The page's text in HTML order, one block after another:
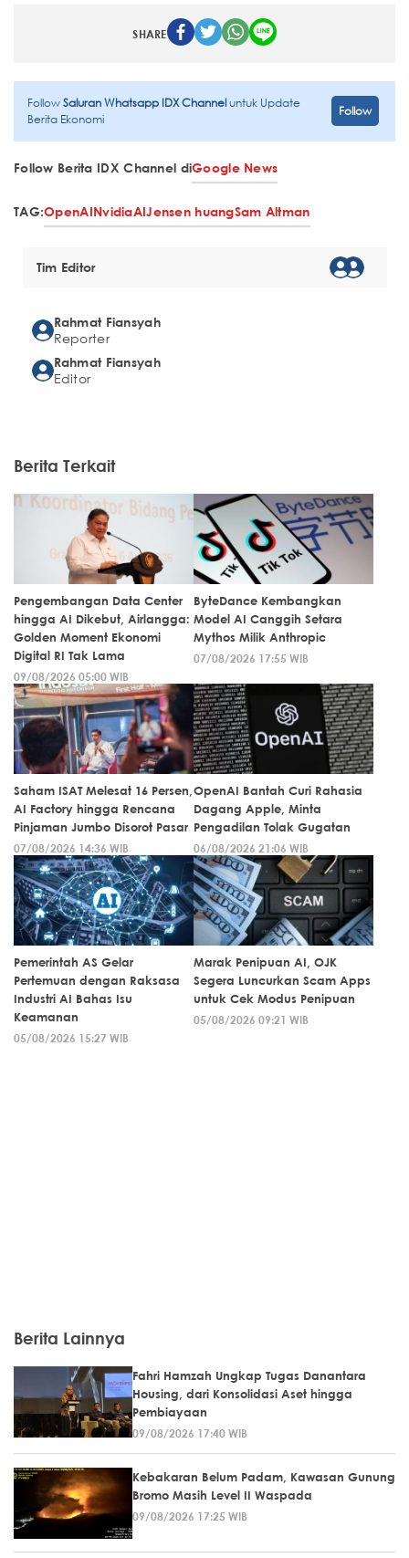
SHARE
FollowSaluran Whatsapp IDX Channeluntuk Update
Berita Ekonomi
Follow
Follow Berita IDX Channel diGoogle News
TAG:OpenAINvidiaAIJensen huangSam Altman
Tim Editor
Rahmat Fiansyah
Reporter
Rahmat Fiansyah
Editor
Berita Terkait
Pengembangan Data Center
hingga AI Dikebut, Airlangga:
Golden Moment Ekonomi
Digital RI Tak Lama
09/08/2026 05:00 WIB
ByteDance Kembangkan
Model AI Canggih Setara
Mythos Milik Anthropic
07/08/2026 17:55 WIB
Saham ISAT Melesat 16 Persen,
AI Factory hingga Rencana
Pinjaman Jumbo Disorot Pasar
07/08/2026 14:36 WIB
OpenAI Bantah Curi Rahasia
Dagang Apple, Minta
Pengadilan Tolak Gugatan
06/08/2026 21:06 WIB
Pemerintah AS Gelar
Pertemuan dengan Raksasa
Industri AI Bahas Isu
Keamanan
05/08/2026 15:27 WIB
Marak Penipuan AI, OJK
Segera Luncurkan Scam Apps
untuk Cek Modus Penipuan
05/08/2026 09:21 WIB
Berita Lainnya
Fahri Hamzah Ungkap Tugas Danantara
Housing, dari Konsolidasi Aset hingga
Pembiayaan
09/08/2026 17:40 WIB
Kebakaran Belum Padam, Kawasan Gunung
Bromo Masih Level II Waspada
09/08/2026 17:25 WIB